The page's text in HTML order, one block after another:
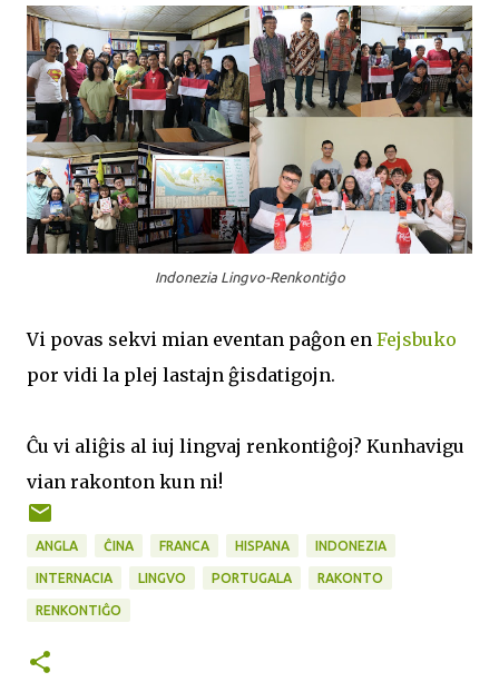
Indonezia Lingvo-Renkontiĝo
Vi povas sekvi mian eventan paĝon en Fejsbuko
por vidi la plej lastajn ĝisdatigojn.
Ĉu vi aliĝis al iuj lingvaj renkontiĝoj? Kunhavigu
vian rakonton kun ni!
ANGLA ĈINA FRANCA HISPANA INDONEZIA
INTERNACIA LINGVO PORTUGALA RAKONTO
RENKONTIĜO